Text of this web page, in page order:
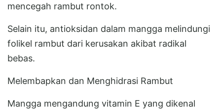
mencegah rambut rontok.
Selain itu, antioksidan dalam mangga melindungi
folikel rambut dari kerusakan akibat radikal
bebas.
Melembapkan dan Menghidrasi Rambut
Mangga mengandung vitamin E yang dikenal